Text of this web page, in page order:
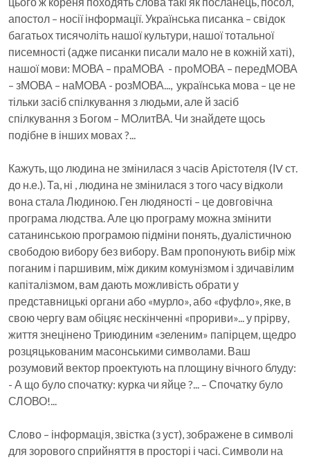
апостол – носії інформації. Українська писанка – свідок
багатьох тисячоліть нашої культури, нашої тотальної
писемності (адже писанки писали мало не в кожній хаті),
нашої мови: МОВА – праМОВА - проМОВА – передМОВА
– зМОВА – наМОВА - розМОВА..., українська мова – це не
тільки засіб спілкування з людьми, але й засіб
спілкування з Богом – МОлитВА. Чи знайдете щось
подібне в інших мовах ?...
Кажуть, що людина не змінилася з часів Арістотеля (ІV ст.
до н.е.). Та, ні , людина не змінилася з того часу відколи
вона стала Людиною. Ген людяності – це довговічна
програма людства. Але цю програму можна змінити
сатанинською програмою підміни понять, дуалістичною
свободою вибору без вибору. Вам пропонують вибір між
поганим і паршивим, між диким комунізмом і здичавілим
капіталізмом, вам дають можливість обрати у
представницькі органи або «мурло», або «фуфло», яке, в
свою чергу вам обіцяє нескінченні «прориви»... у прірву,
життя знецінено Триюдиним «зеленим» папірцем, щедро
розцяцькованим масонськими символами. Ваш
розумовий вектор проектують на площину вічного блуду:
- А що було спочатку: курка чи яйце ?... – Спочатку було
СЛОВО!...
Слово – інформація, звістка (з уст), зображене в символі
для зорового сприйняття в просторі і часі. Cимволи на